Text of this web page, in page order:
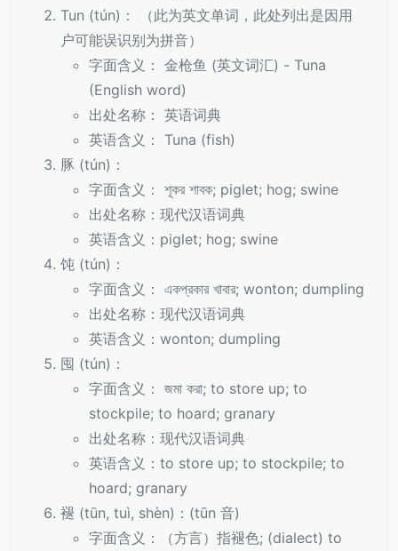
Tun (tún)： （此为英文单词，此处列出是因用
户可能误识别为拼音）
字面含义： 金枪鱼 (英文词汇) - Tuna
(English word)
出处名称： 英语词典
英语含义： Tuna (fish)
豚 (tún)：
字面含义： শূকর শাবক; piglet; hog; swine
出处名称：现代汉语词典
英语含义：piglet; hog; swine
饨 (tún)：
字面含义： একপ্রকার খাবার; wonton; dumpling
出处名称：现代汉语词典
英语含义：wonton; dumpling
囤 (tún)：
字面含义： জমা করা; to store up; to
stockpile; to hoard; granary
出处名称：现代汉语词典
英语含义：to store up; to stockpile; to
hoard; granary
褪 (tūn, tuì, shèn)：(tūn 音)
字面含义：（方言）指褪色; (dialect) to